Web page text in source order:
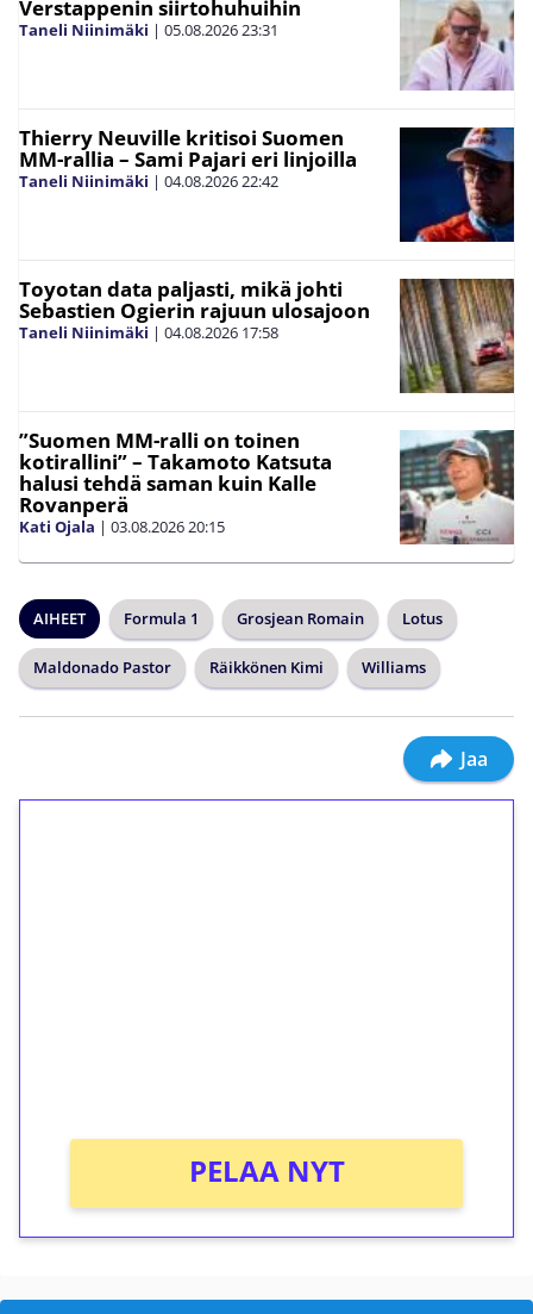
Verstappenin siirtohuhuihin
Taneli Niinimäki | 05.08.202623:31
Thierry Neuville kritisoi Suomen
MM-rallia – Sami Pajari eri linjoilla
Taneli Niinimäki | 04.08.202622:42
Toyotan data paljasti, mikä johti
Sebastien Ogierin rajuun ulosajoon
Taneli Niinimäki | 04.08.2026 17:58
”Suomen MM-ralli on toinen
kotirallini” – Takamoto Katsuta
halusi tehdä saman kuin Kalle
Rovanperä
Kati Ojala | 03.08.202620:15
AIHEET Formula 1 Grosjean Romain Lotus
Maldonado Pastor Räikkönen Kimi Williams
Jaa
PELAA NYT